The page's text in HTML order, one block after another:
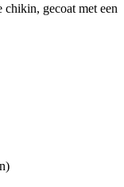
gecoat met een